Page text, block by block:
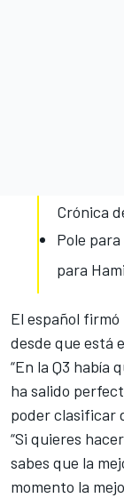
Crónica
Pole
para
El español
desde que está
“En la Q3 había
ha salido
poder clasificar
“Si quieres
sabes que la
momento la